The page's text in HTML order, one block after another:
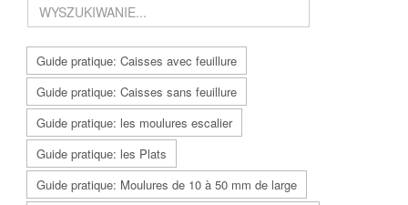
Guide pratique: Caisses avec feuillure
Guide pratique: Caisses sans feuillure
Guide pratique: les moulures escalier
Guide pratique: les Plats
Guide pratique: Moulures de 10 à 50 mm de large